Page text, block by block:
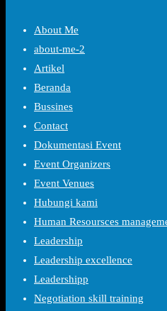
About Me
about-me-2
Artikel
Beranda
Bussines
Contact
Dokumentasi Event
Event Organizers
Event Venues
Hubungi kami
Human Resoursces
Leadership
Leadership excellence
Leadershipp
Negotiation skill training